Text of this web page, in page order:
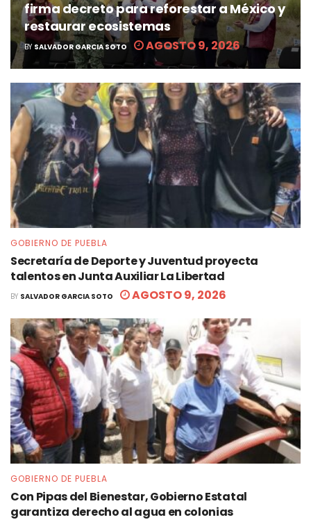
firma decreto para reforestar a México y
restaurar ecosistemas
BY SALVADOR GARCIA SOTO AGOSTO 9, 2026
GOBIERNO DE PUEBLA
Secretaría de Deporte y Juventud proyecta
talentos en Junta Auxiliar La Libertad
BY SALVADOR GARCIA SOTO AGOSTO 9, 2026
GOBIERNO DE PUEBLA
Con Pipas del Bienestar, Gobierno Estatal
garantiza derecho al agua en colonias